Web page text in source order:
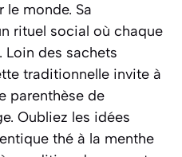
monde. Sa
rituel social où chaque
Loin des sachets
traditionnelle invite à
parenthèse de
Oubliez les idées
thé à la menthe